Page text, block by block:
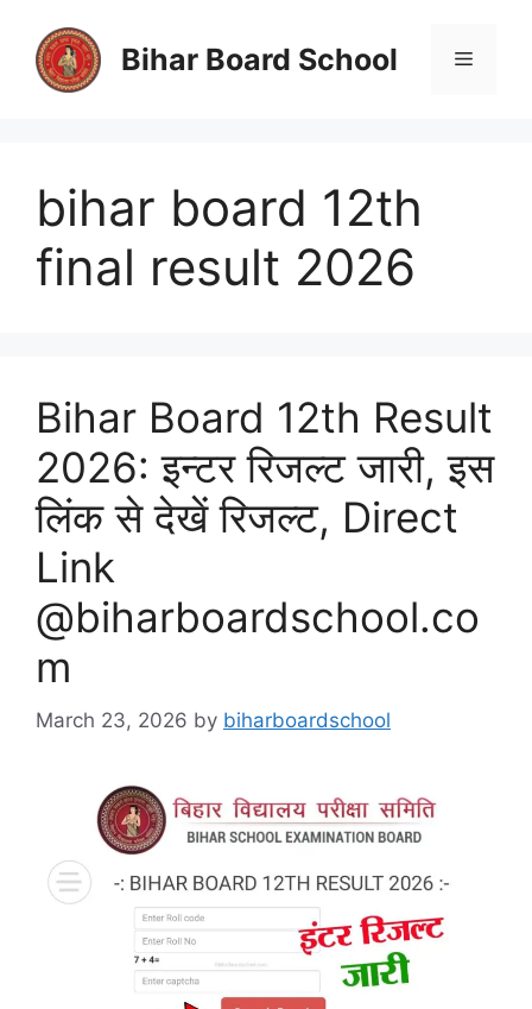
content
Bihar Board School Menu
bihar board 12th
final result 2026
Bihar Board 12th Result
2026: इन्टर रिजल्ट जारी, इस
लिंक से देखें रिजल्ट, Direct
Link
@biharboardschool.co
m
March 23, 2026 by biharboardschool